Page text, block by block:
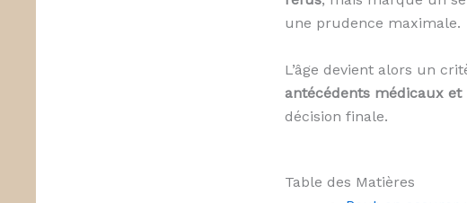
une prudence maximale.
L’âge devient alors un
antécédents médicaux
décision finale.
Table des Matières